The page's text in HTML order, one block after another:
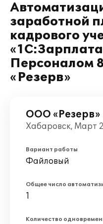
заработной
кадрового
Персоналом
«Резерв»
ООО «Резерв»
Хабаровск, Март
Вариант работы
Файловый
Общее число
1
Количество